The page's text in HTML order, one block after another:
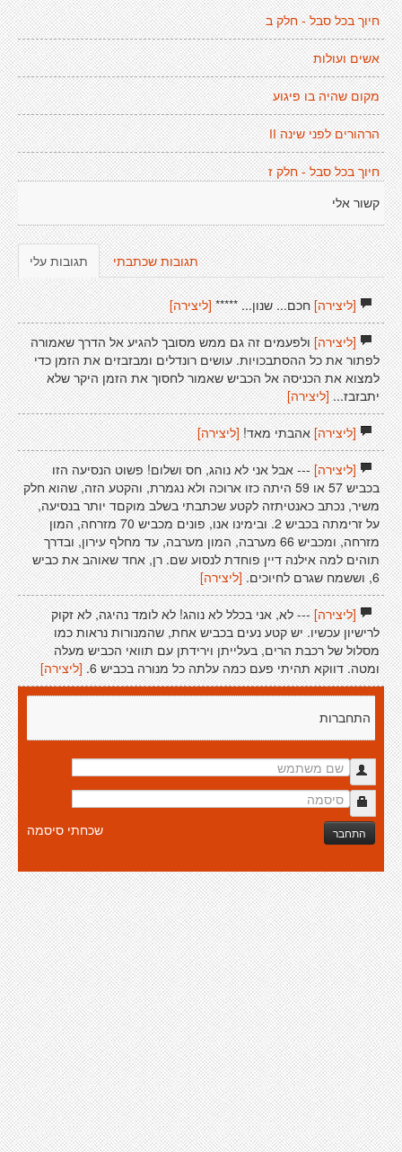
חיוך בכל סבל - חלק ב
אשים ועולות
מקום שהיה בו פיגוע
הרהורים לפני שינה II
חיוך בכל סבל - חלק ז
קשור אלי
תגובות עלי תגובות שכתבתי
[ליצירה]חכם... שנון... ***** [ליצירה]
[ליצירה]ולפעמים זה גם ממש מסובך להגיע אל הדרך שאמורה
לפתור את כל ההסתבכויות. עושים רונדלים ומבזבזים את הזמן כדי
למצוא את הכניסה אל הכביש שאמור לחסוך את הזמן היקר שלא
יתבזבז...[ליצירה]
[ליצירה]אהבתי מאד![ליצירה]
[ליצירה]--- אבל אני לא נוהג, חס ושלום! פשוט הנסיעה הזו
בכביש 57 או 59 היתה כזו ארוכה ולא נגמרת, והקטע הזה, שהוא חלק
משיר, נכתב כאנטיתזה לקטע שכתבתי בשלב מוקםד יותר בנסיעה,
על זרימתה בכביש 2. ובימינו אנו, פונים מכביש 70 מזרחה, המון
מזרחה, ומכביש 66 מערבה, המון מערבה, עד מחלף עירון, ובדרך
תוהים למה אילנה דיין פוחדת לנסוע שם. רן, אחד שאוהב את כביש
6, וששמח שגרם לחיוכים.
[ליצירה]
[ליצירה]--- לא, אני בכלל לא נוהג! לא לומד נהיגה, לא זקוק
לרישיון עכשיו. יש קטע נעים בכביש אחת, שהמנורות נראות כמו
מסלול של רכבת הרים, בעלייתן וירידתן עם תוואי הכביש מעלה
ומטה. דווקא תהיתי פעם כמה עלתה כל מנורה בכביש 6.
[ליצירה]
התחברות
התחבר שכחתי סיסמה